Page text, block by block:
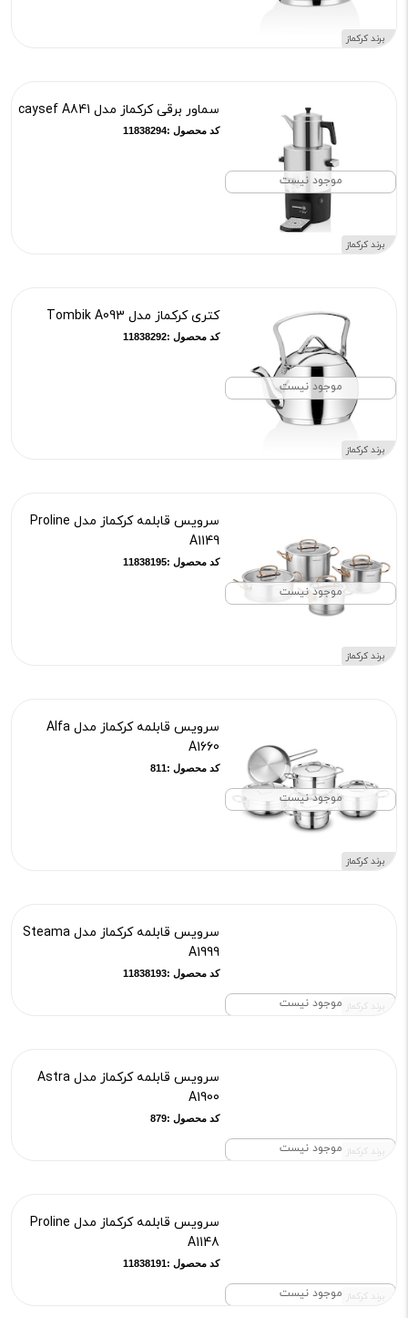
برند کرکماز
موجود نیست
برند کرکماز
سماور برقی کرکماز مدل caysef A841
کد محصول :11838294
موجود نیست
برند کرکماز
کتری کرکماز مدل Tombik A093
کد محصول :11838292
موجود نیست
برند کرکماز
سرویس قابلمه کرکماز مدل Proline
A1149
کد محصول :11838195
موجود نیست
برند کرکماز
سرویس قابلمه کرکماز مدل Alfa
A1660
کد محصول :811
موجود نیست برند کرکماز
سرویس قابلمه کرکماز مدل Steama
A1999
کد محصول :11838193
موجود نیست برند کرکماز
سرویس قابلمه کرکماز مدل Astra
A1900
کد محصول :879
موجود نیست برند کرکماز
سرویس قابلمه کرکماز مدل Proline
A1148
کد محصول :11838191